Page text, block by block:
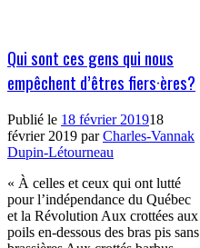
Qui sont ces gens qui nous
empêchent d’êtres fiers·ères?
Publié le 18 février 201918
février 2019 parCharles-Vannak
Dupin-Létourneau
« À celles et ceux qui ont lutté
pour l’indépendance du Québec
et la Révolution Aux crottées aux
poils en-dessous des bras pis sans